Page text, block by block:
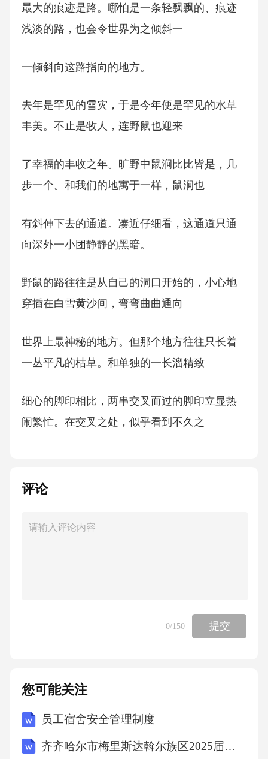
最大的痕迹是路。哪怕是一条轻飘飘的、痕迹
浅淡的路，也会令世界为之倾斜一
一倾斜向这路指向的地方。
去年是罕见的雪灾，于是今年便是罕见的水草
丰美。不止是牧人，连野鼠也迎来
了幸福的丰收之年。旷野中鼠涧比比皆是，几
步一个。和我们的地寓于一样，鼠涧也
有斜伸下去的通道。凑近仔细看，这通道只通
向深外一小团静静的黑暗。
野鼠的路往往是从自己的洞口开始的，小心地
穿插在白雪黄沙间，弯弯曲曲通向
世界上最神秘的地方。但那个地方往往只长着
一丛平凡的枯草。和单独的一长溜精致
细心的脚印相比，两串交叉而过的脚印立显热
闹繁忙。在交叉之处，似乎看到不久之
牛马骆驼们的脚印则粗鲁又突兀。
鸟的脚印则惊鸿一瞥。鸟更多的时候应该属于
野鼠只剩下脚印，鸟儿只剩下叫声。在荒野的
某处，总是突然传来稠密激动的鸟
叫声，令人实时如身处森林的清晨。然而四面
评论
0/150 提交
您可能关注
员工宿舍安全管理制度
齐齐哈尔市梅里斯达斡尔族区2025届数学三年级第二学期期末达标测试试题（含答案解析）